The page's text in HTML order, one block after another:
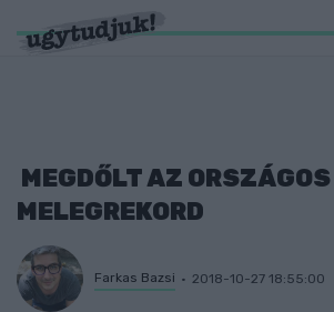
MEGDŐLT AZ
MELEGREKORD
Farkas Bazsi 2018-10-27 18:55:00